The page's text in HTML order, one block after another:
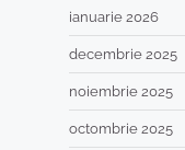
ianuarie 2026
decembrie 2025
noiembrie 2025
octombrie 2025